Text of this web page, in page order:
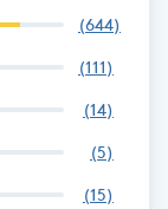
(644)
(111)
(14)
(5)
(15)